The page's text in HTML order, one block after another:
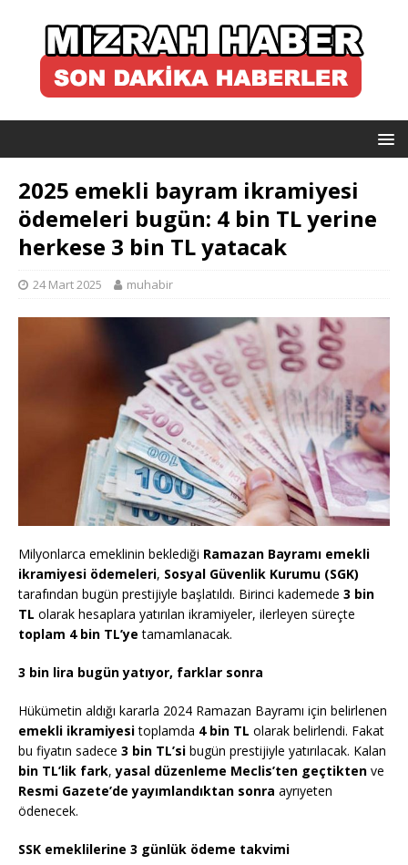
2025 emekli bayram ikramiyesi
ödemeleri bugün: 4 bin TL yerine
herkese 3 bin TL yatacak
24 Mart 2025 muhabir
Milyonlarca emeklinin beklediği Ramazan Bayramı emekli
ikramiyesi ödemeleri, Sosyal Güvenlik Kurumu (SGK)
tarafından bugün prestijiyle başlatıldı. Birinci kademede 3 bin
TL olarak hesaplara yatırılan ikramiyeler, ilerleyen süreçte
toplam 4 bin TL’ye tamamlanacak.
3 bin lira bugün yatıyor, farklar sonra
Hükümetin aldığı kararla 2024 Ramazan Bayramı için belirlenen
emekli ikramiyesitoplamda 4 bin TL olarak belirlendi. Fakat
bu fiyatın sadece 3 bin TL’si bugün prestijiyle yatırılacak. Kalan
bin TL’lik fark,yasal düzenleme Meclis’ten geçtikten ve
Resmi Gazete’de yayımlandıktan sonra ayrıyeten
ödenecek.
SSK emeklilerine 3 günlük ödeme takvimi